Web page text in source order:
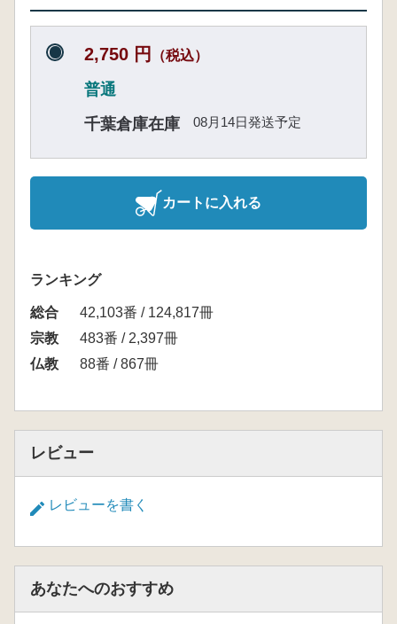
2,750 円 （税込）
普通
千葉倉庫在庫
08月14日発送予定
カートに入れる
ランキング
総合
42,103番 / 124,817冊
宗教
483番 / 2,397冊
仏教
88番 / 867冊
レビュー
レビューを書く
あなたへのおすすめ